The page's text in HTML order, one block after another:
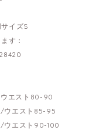
イズS
す：
エスト80-90
ウエスト85-95
エスト90-100